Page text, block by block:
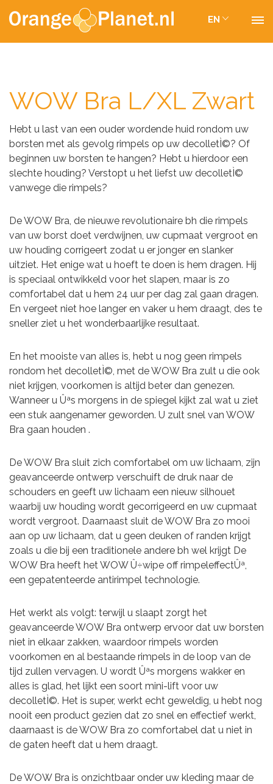
EN
WOW Bra L/XL Zwart
Hebt u last van een ouder wordende huid rondom uw
borsten met als gevolg rimpels op uw decolletÌ©? Of
beginnen uw borsten te hangen? Hebt u hierdoor een
slechte houding? Verstopt u het liefst uw decolletÌ©
vanwege die rimpels?
De WOW Bra, de nieuwe revolutionaire bh die rimpels
van uw borst doet verdwijnen, uw cupmaat vergroot en
uw houding corrigeert zodat u er jonger en slanker
uitziet. Het enige wat u hoeft te doen is hem dragen. Hij
is speciaal ontwikkeld voor het slapen, maar is zo
comfortabel dat u hem 24 uur per dag zal gaan dragen.
En vergeet niet hoe langer en vaker u hem draagt, des te
sneller ziet u het wonderbaarlijke resultaat.
En het mooiste van alles is, hebt u nog geen rimpels
rondom het decolletÌ©, met de WOW Bra zult u die ook
niet krijgen, voorkomen is altijd beter dan genezen.
Wanneer u Ûªs morgens in de spiegel kijkt zal wat u ziet
een stuk aangenamer geworden. U zult snel van WOW
Bra gaan houden .
De WOW Bra sluit zich comfortabel om uw lichaam, zijn
geavanceerde ontwerp verschuift de druk naar de
schouders en geeft uw lichaam een nieuw silhouet
waarbij uw houding wordt gecorrigeerd en uw cupmaat
wordt vergroot. Daarnaast sluit de WOW Bra zo mooi
aan op uw lichaam, dat u geen deuken of randen krijgt
zoals u die bij een traditionele andere bh wel krijgt De
WOW Bra heeft het WOW Û÷wipe off rimpeleffectÛª,
een gepatenteerde antirimpel technologie.
Het werkt als volgt: terwijl u slaapt zorgt het
geavanceerde WOW Bra ontwerp ervoor dat uw borsten
niet in elkaar zakken, waardoor rimpels worden
voorkomen en al bestaande rimpels in de loop van de
tijd zullen vervagen. U wordt Ûªs morgens wakker en
alles is glad, het lijkt een soort mini-lift voor uw
decolletÌ©. Het is super, werkt echt geweldig, u hebt nog
nooit een product gezien dat zo snel en effectief werkt,
daarnaast is de WOW Bra zo comfortabel dat u niet in
de gaten heeft dat u hem draagt.
De WOW Bra is onzichtbaar onder uw kleding maar de